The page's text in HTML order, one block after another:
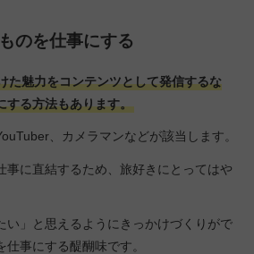
のを仕事にする
た魅力をコンテンツとして発信するな
する方法もあります。
、カメラマンなどが該当します。
事に直結するため、旅好きにとってはや
い」と思えるようにきっかけづくりがで
事にする醍醐味です。